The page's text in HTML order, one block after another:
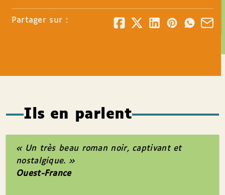
Partager sur :
Ils en parlent
« Un très beau roman noir, captivant et
nostalgique. »
Ouest-France